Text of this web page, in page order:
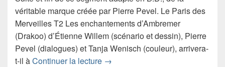
véritable marque créée par Pierre Pevel. Le Paris des
Merveilles T2 Les enchantements d’Ambremer
(Drakoo) d’Étienne Willem (scénario et dessin), Pierre
Pevel (dialogues) et Tanja Wenisch (couleur), arrivera-
t-il àContinuer la lecture Chronique bande dessinée Le
→